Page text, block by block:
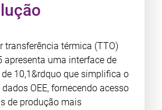
transferência térmica (TTO)
apresenta uma interface de
10,1&rdquo que simplifica o
OEE, fornecendo acesso
de produção mais